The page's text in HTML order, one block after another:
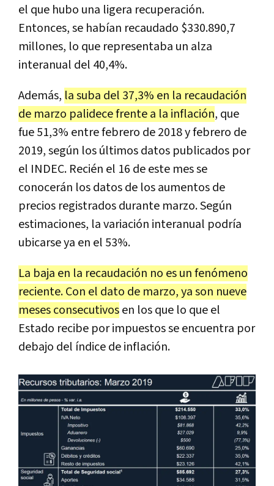
el que hubo una ligera recuperación.
Entonces, se habían recaudado $330.890,7
millones, lo que representaba un alza
interanual del 40,4%.
Además, la suba del 37,3% en la recaudación
de marzo palidece frente a la inflación, que
fue 51,3% entre febrero de 2018 y febrero de
2019, según los últimos datos publicados por
el INDEC. Recién el 16 de este mes se
conocerán los datos de los aumentos de
precios registrados durante marzo. Según
estimaciones, la variación interanual podría
ubicarse ya en el 53%.
La baja en la recaudación no es un fenómeno
reciente. Con el dato de marzo, ya son nueve
meses consecutivosen los que lo que el
Estado recibe por impuestos se encuentra por
debajo del índice de inflación.